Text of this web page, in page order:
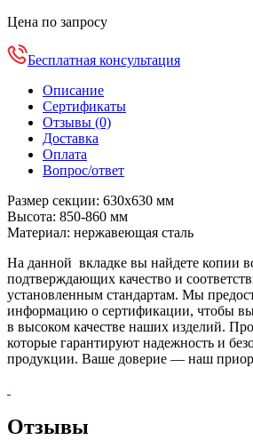
Цена по запросу
Бесплатная консультация
Описание
Сертификаты
Отзывы (0)
Доставка
Оплата
Вопрос/ответ
Размер секции: 630х630 мм
Высота: 850-860 мм
Материал: нержавеющая сталь
На данной вкладке вы найдете копии
подтверждающих качество и
установленным стандартам. Мы
информацию о сертификации, чтобы
в высоком качестве наших изделий.
которые гарантируют надежность и
продукции. Ваше доверие — наш
Отзывы